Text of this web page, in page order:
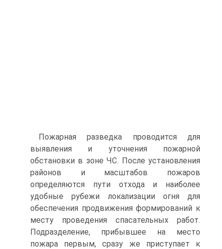
Пожарная разведка проводится для
выявления и уточнения пожарной
обстановки в зоне ЧС. После установления
районов и масштабов пожаров
определяются пути отхода и наиболее
удобные рубежи локализации огня для
обеспечения продвижения формирований к
месту проведения спасательных работ.
Подразделение, прибывшее на мecтo
пожара первым, сразу же приступает к